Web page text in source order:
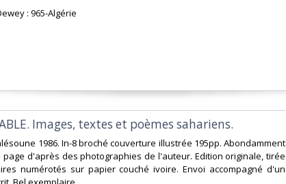
: 965-Algérie‎
Images, textes et poèmes sahariens.‎
1986. In-8 broché couverture illustrée 195pp. Abondamment
d'après des photographies de l'auteur. Edition originale, tirée
numérotés sur papier couché ivoire. Envoi accompagné d'un